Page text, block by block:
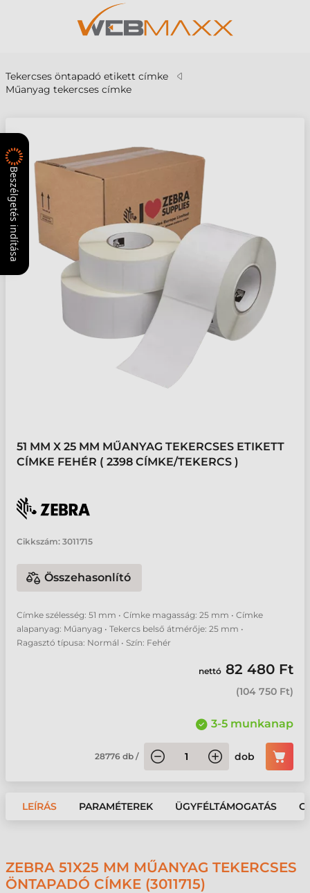
Tekercses öntapadó etikett címke
Műanyag tekercses címke
51 MM X 25 MM MŰANYAG TEKERCSES ETIKETT
CÍMKE FEHÉR ( 2398 CÍMKE/TEKERCS )
Cikkszám: 3011715
Összehasonlító
Címke szélesség: 51 mm • Címke magasság: 25 mm • Címke
alapanyag: Műanyag • Tekercs belső átmérője: 25 mm •
Ragasztó típusa: Normál • Szín: Fehér
nettó 82 480 Ft
(104 750 Ft)
3-5 munkanap
28776 db / dob
LEÍRÁS PARAMÉTEREK ÜGYFÉLTÁMOGATÁS
ZEBRA 51X25 MM MŰANYAG TEKERCSES
ÖNTAPADÓ CÍMKE (3011715)
Beszélgetés indítása